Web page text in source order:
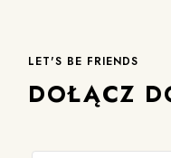
LET'S BE FRIENDS
DOŁĄCZ